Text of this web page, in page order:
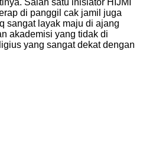
di panggil cak jamil juga
sangat layak maju di ajang
akademisi yang tidak di
yang sangat dekat dengan